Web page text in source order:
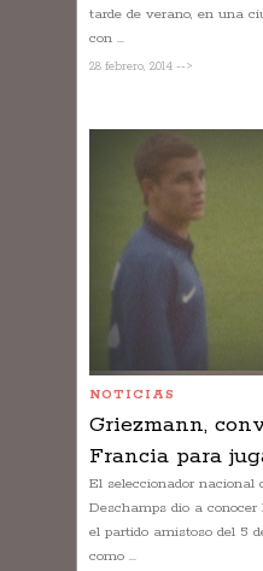
tarde de verano, en una
con ...
28 febrero, 2014 -->
NOTICIAS
Griezmann,
Francia para
El seleccionador nacional
Deschamps dio a
el partido amistoso del 5
como ...